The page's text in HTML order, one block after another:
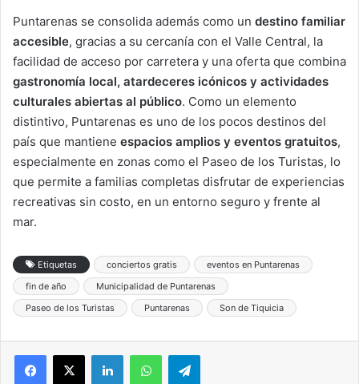
Puntarenas se consolida además como un destino familiar
accesible, gracias a su cercanía con el Valle Central, la
facilidad de acceso por carretera y una oferta que combina
gastronomía local, atardeceres icónicos y actividades
culturales abiertas al público. Como un elemento
distintivo, Puntarenas es uno de los pocos destinos del
país que mantiene espacios amplios y eventos gratuitos,
especialmente en zonas como el Paseo de los Turistas, lo
que permite a familias completas disfrutar de experiencias
recreativas sin costo, en un entorno seguro y frente al
mar.
Etiquetas conciertos gratis
eventos en Puntarenas
fin de año
Municipalidad de Puntarenas
Paseo de los Turistas
Puntarenas Son de Tiquicia
LinkedInWhatsAppTelegram